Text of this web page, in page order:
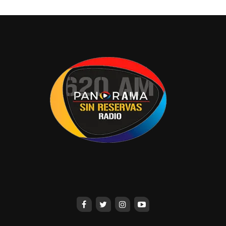
Refirió que con el propósito de armonizar la legislación
estatal con el Sistema y la Estrategia Nacional de
Seguridad Pública, particularmente en lo relativo a la
proximidad social, fueron promovidas y aprobadas por el
Congreso local las reformas en la materia, lo que permitió,
entre otras cosas, la creación de la Guardia Estatal de
Seguridad. En lo referente a las modificaciones a la Ley
de Vivienda y al Código Civil, se logró su vinculación con
estatal con disposiciones federales estableciendo para el
primer domingo de junio de 2028, la realización de la